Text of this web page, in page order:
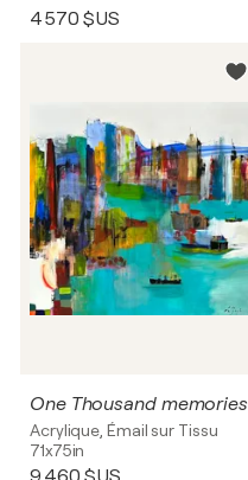
4 570 $US
One Thousand memories
Acrylique, Émail sur Tissu
71x75in